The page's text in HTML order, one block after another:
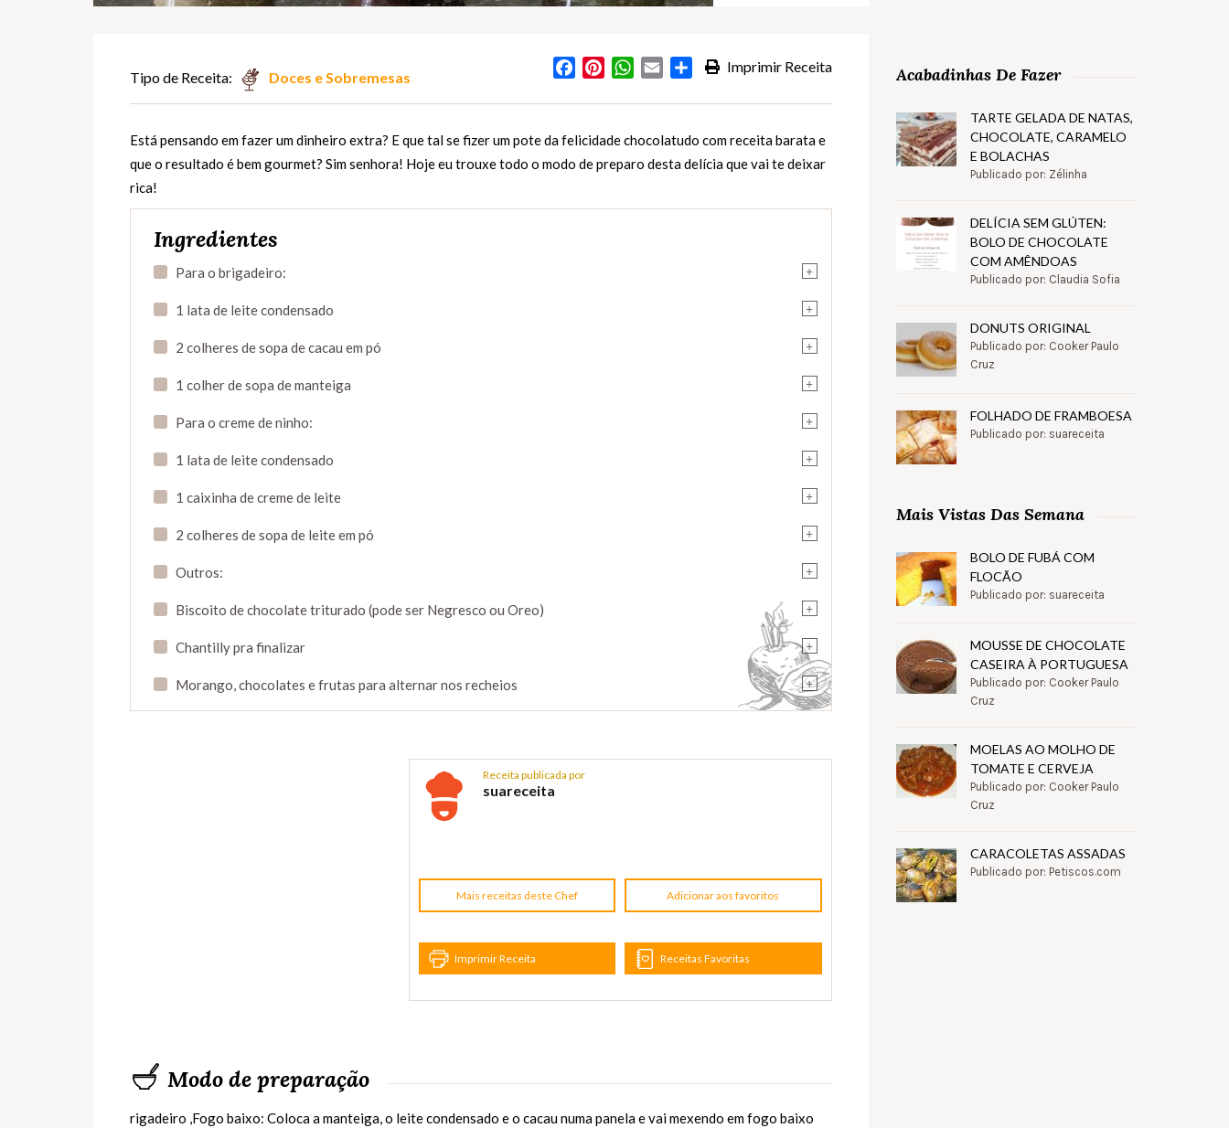
Imprimir Receita
FacebookPinterestWhatsApp
Email Partilhar
Tipo de Receita: Doces e Sobremesas
Está pensando em fazer um dinheiro extra? E que tal se fizer um pote da felicidade chocolatudo com receita barata e
que o resultado é bem gourmet? Sim senhora! Hoje eu trouxe todo o modo de preparo desta delícia que vai te deixar
rica!
Ingredientes
+
Para o brigadeiro:
+
1 lata de leite condensado
+
2 colheres de sopa de cacau em pó
+
1 colher de sopa de manteiga
+
Para o creme de ninho:
+
1 lata de leite condensado
+
1 caixinha de creme de leite
+
2 colheres de sopa de leite em pó
+
Outros:
+
Biscoito de chocolate triturado (pode ser Negresco ou Oreo)
+
Chantilly pra finalizar
+
Morango, chocolates e frutas para alternar nos recheios
Receita publicada por
suareceita
Mais receitas deste Chef Adicionar aos favoritos
Imprimir Receita Receitas Favoritas
Modo de preparação
rigadeiro ,Fogo baixo: Coloca a manteiga, o leite condensado e o cacau numa panela e vai mexendo em fogo baixo
Acabadinhas De Fazer
TARTE GELADA DE NATAS,
CHOCOLATE, CARAMELO
E BOLACHAS
Publicado por: Zélinha
DELÍCIA SEM GLÚTEN:
BOLO DE CHOCOLATE
COM AMÊNDOAS
Publicado por: Claudia Sofia
DONUTS ORIGINAL
Publicado por: Cooker Paulo
Cruz
FOLHADO DE FRAMBOESA
Publicado por: suareceita
Mais Vistas Das Semana
BOLO DE FUBÁ COM
FLOCÃO
Publicado por: suareceita
MOUSSE DE CHOCOLATE
CASEIRA À PORTUGUESA
Publicado por: Cooker Paulo
Cruz
MOELAS AO MOLHO DE
TOMATE E CERVEJA
Publicado por: Cooker Paulo
Cruz
CARACOLETAS ASSADAS
Publicado por: Petiscos.com